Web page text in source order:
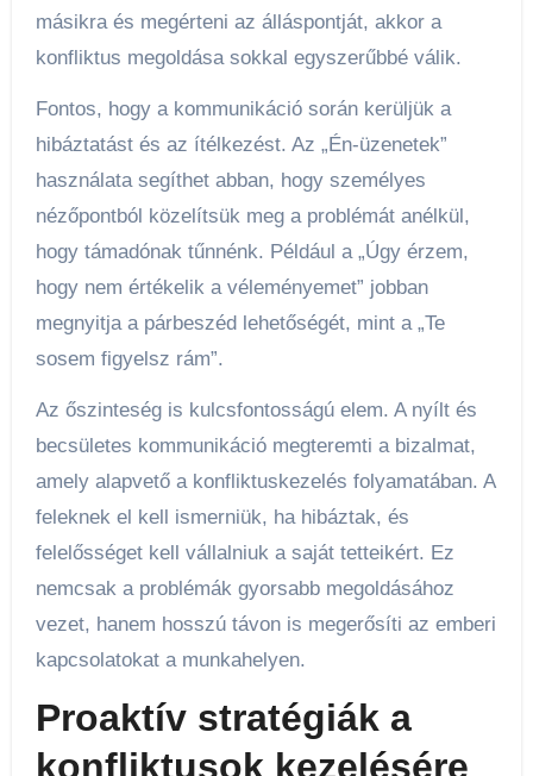
másikra és megérteni az álláspontját, akkor a
konfliktus megoldása sokkal egyszerűbbé válik.
Fontos, hogy a kommunikáció során kerüljük a
hibáztatást és az ítélkezést. Az „Én-üzenetek”
használata segíthet abban, hogy személyes
nézőpontból közelítsük meg a problémát anélkül,
hogy támadónak tűnnénk. Például a „Úgy érzem,
hogy nem értékelik a véleményemet” jobban
megnyitja a párbeszéd lehetőségét, mint a „Te
sosem figyelsz rám”.
Az őszinteség is kulcsfontosságú elem. A nyílt és
becsületes kommunikáció megteremti a bizalmat,
amely alapvető a konfliktuskezelés folyamatában. A
feleknek el kell ismerniük, ha hibáztak, és
felelősséget kell vállalniuk a saját tetteikért. Ez
nemcsak a problémák gyorsabb megoldásához
vezet, hanem hosszú távon is megerősíti az emberi
kapcsolatokat a munkahelyen.
Proaktív stratégiák a
konfliktusok kezelésére